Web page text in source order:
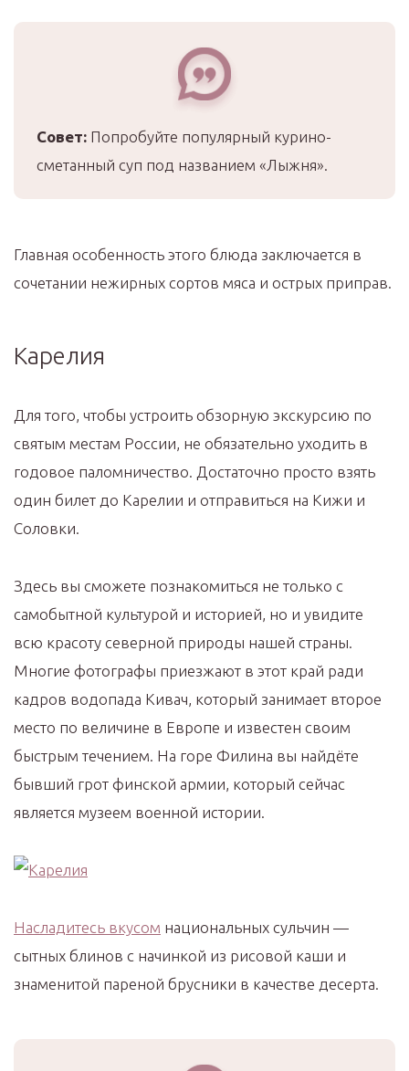
Совет: Попробуйте популярный курино-
сметанный суп под названием «Лыжня».
Главная особенность этого блюда заключается в
сочетании нежирных сортов мяса и острых приправ.
Карелия
Для того, чтобы устроить обзорную экскурсию по
святым местам России, не обязательно уходить в
годовое паломничество. Достаточно просто взять
один билет до Карелии и отправиться на Кижи и
Соловки.
Здесь вы сможете познакомиться не только с
самобытной культурой и историей, но и увидите
всю красоту северной природы нашей страны.
Многие фотографы приезжают в этот край ради
кадров водопада Кивач, который занимает второе
место по величине в Европе и известен своим
быстрым течением. На горе Филина вы найдёте
бывший грот финской армии, который сейчас
является музеем военной истории.
Насладитесь вкусом национальных сульчин —
сытных блинов с начинкой из рисовой каши и
знаменитой пареной брусники в качестве десерта.